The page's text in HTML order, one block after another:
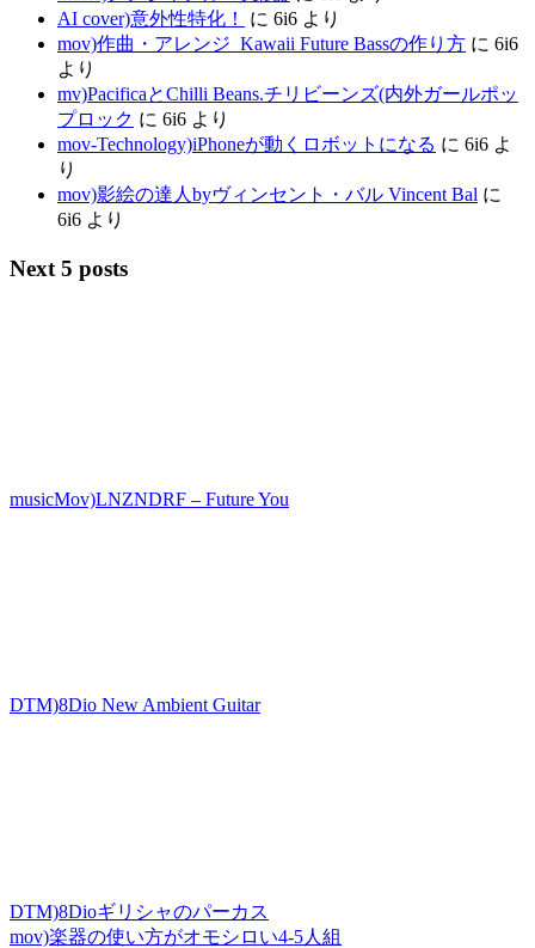
AI cover)意外性特化！
に 6i6 より
mov)作曲・アレンジ_Kawaii Future Bassの作り方 に 6i6
より
mv)PacificaとChilli Beans.チリビーンズ(内外ガールポッ
プロック に 6i6 より
mov-Technology)iPhoneが動くロボットになる に 6i6 よ
り
mov)影絵の達人byヴィンセント・バル Vincent Bal に
6i6 より
Next 5 posts
musicMov)LNZNDRF – Future You
DTM)8Dio New Ambient Guitar
DTM)8Dioギリシャのパーカス
mov)楽器の使い方がオモシロい4-5人組